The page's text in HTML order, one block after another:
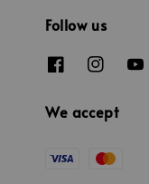
Follow us
We accept